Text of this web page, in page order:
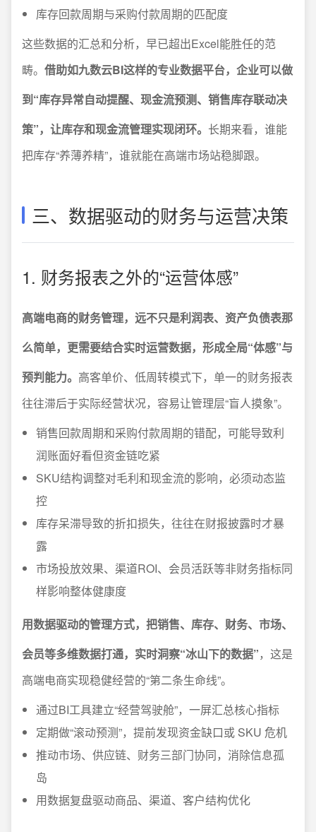
库存回款周期与采购付款周期的匹配度
这些数据的汇总和分析，早已超出Excel能胜任的范
畴。 借助如九数云BI这样的专业数据平台，企业可以做
到“库存异常自动提醒、现金流预测、销售库存联动决
策”，让库存和现金流管理实现闭环。 长期来看，谁能
把库存“养薄养精”，谁就能在高端市场站稳脚跟。
三、数据驱动的财务与运营决策
1. 财务报表之外的“运营体感”
高端电商的财务管理，远不只是利润表、资产负债表那
么简单，更需要结合实时运营数据，形成全局“体感”与
预判能力。 高客单价、低周转模式下，单一的财务报表
往往滞后于实际经营状况，容易让管理层“盲人摸象”。
销售回款周期和采购付款周期的错配，可能导致利
润账面好看但资金链吃紧
SKU结构调整对毛利和现金流的影响，必须动态监
控
库存呆滞导致的折扣损失，往往在财报披露时才暴
露
市场投放效果、渠道ROI、会员活跃等非财务指标同
样影响整体健康度
用数据驱动的管理方式，把销售、库存、财务、市场、
会员等多维数据打通，实时洞察“冰山下的数据”，这是
高端电商实现稳健经营的“第二条生命线”。
通过BI工具建立“经营驾驶舱”，一屏汇总核心指标
定期做“滚动预测”，提前发现资金缺口或 SKU 危机
推动市场、供应链、财务三部门协同，消除信息孤
岛
用数据复盘驱动商品、渠道、客户结构优化